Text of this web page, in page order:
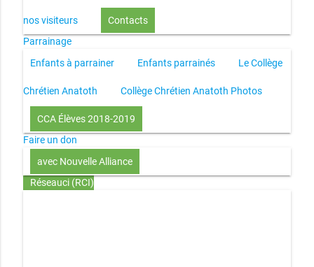
nos visiteurs
Contacts
Parrainage
Enfants à parrainer
Enfants parrainés Le Collège
Chrétien Anatoth Collège Chrétien Anatoth Photos
CCA Élèves 2018-2019
Faire un don
avec Nouvelle Alliance
Réseauci (RCI)